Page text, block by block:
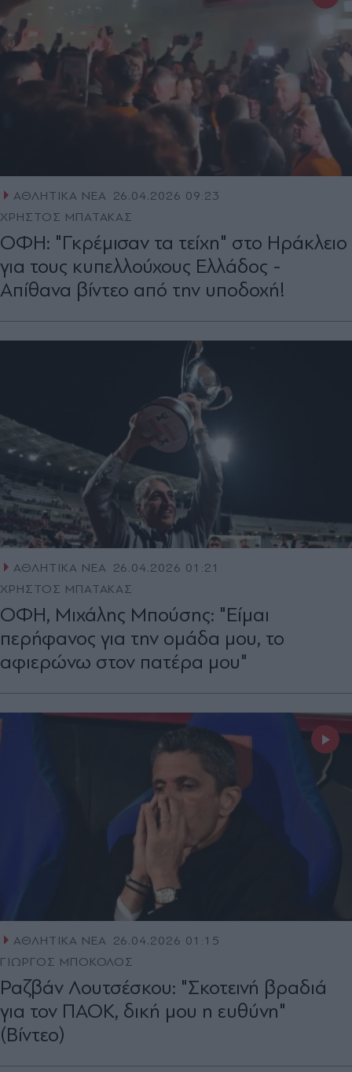
ΑΘΛΗΤΙΚΑ ΝΕΑ 26.04.2026 09:23
ΧΡΗΣΤΟΣ ΜΠΑΤΑΚΑΣ
ΟΦΗ: "Γκρέμισαν τα τείχη" στο Ηράκλειο
για τους κυπελλούχους Ελλάδος -
Απίθανα βίντεο από την υποδοχή!
ΑΘΛΗΤΙΚΑ ΝΕΑ 26.04.2026 01:21
ΧΡΗΣΤΟΣ ΜΠΑΤΑΚΑΣ
ΟΦΗ, Μιχάλης Μπούσης: "Είμαι
περήφανος για την ομάδα μου, το
αφιερώνω στον πατέρα μου"
ΑΘΛΗΤΙΚΑ ΝΕΑ 26.04.2026 01:15
ΓΙΩΡΓΟΣ ΜΠΟΚΟΛΟΣ
Ραζβάν Λουτσέσκου: "Σκοτεινή βραδιά
για τον ΠΑΟΚ, δική μου η ευθύνη"
(Βίντεο)